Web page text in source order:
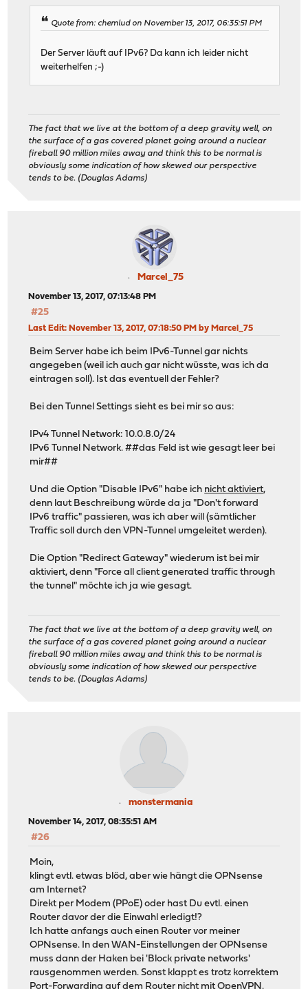
Quote from: chemlud on November 13, 2017, 06:35:51 PM
Der Server läuft auf IPv6? Da kann ich leider nicht
weiterhelfen ;-)
The fact that we live at the bottom of a deep gravity well, on
the surface of a gas covered planet going around a nuclear
fireball 90 million miles away and think this to be normal is
obviously some indication of how skewed our perspective
tends to be. (Douglas Adams)
Marcel_75
November 13, 2017, 07:13:48 PM
#25
Last Edit: November 13, 2017, 07:18:50 PM by Marcel_75
Beim Server habe ich beim IPv6-Tunnel gar nichts
angegeben (weil ich auch gar nicht wüsste, was ich da
eintragen soll). Ist das eventuell der Fehler?
Bei den Tunnel Settings sieht es bei mir so aus:
IPv4 Tunnel Network: 10.0.8.0/24
IPv6 Tunnel Network. ##das Feld ist wie gesagt leer bei
mir##
Und die Option "Disable IPv6" habe ich nicht aktiviert,
denn laut Beschreibung würde da ja "Don't forward
IPv6 traffic" passieren, was ich aber will (sämtlicher
Traffic soll durch den VPN-Tunnel umgeleitet werden).
Die Option "Redirect Gateway" wiederum ist bei mir
aktiviert, denn "Force all client generated traffic through
the tunnel" möchte ich ja wie gesagt.
The fact that we live at the bottom of a deep gravity well, on
the surface of a gas covered planet going around a nuclear
fireball 90 million miles away and think this to be normal is
obviously some indication of how skewed our perspective
tends to be. (Douglas Adams)
monstermania
November 14, 2017, 08:35:51 AM
#26
Moin,
klingt evtl. etwas blöd, aber wie hängt die OPNsense
am Internet?
Direkt per Modem (PPoE) oder hast Du evtl. einen
Router davor der die Einwahl erledigt!?
Ich hatte anfangs auch einen Router vor meiner
OPNsense. In den WAN-Einstellungen der OPNsense
muss dann der Haken bei 'Block private networks'
rausgenommen werden. Sonst klappt es trotz korrektem
Port-Forwarding auf dem Router nicht mit OpenVPN.